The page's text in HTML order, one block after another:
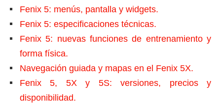
Fenix 5: menús, pantalla y widgets.
Fenix 5: especificaciones técnicas.
Fenix 5: nuevas funciones de entrenamiento y
forma física.
Navegación guiada y mapas en el Fenix 5X.
Fenix 5, 5X y 5S: versiones, precios y
disponibilidad.